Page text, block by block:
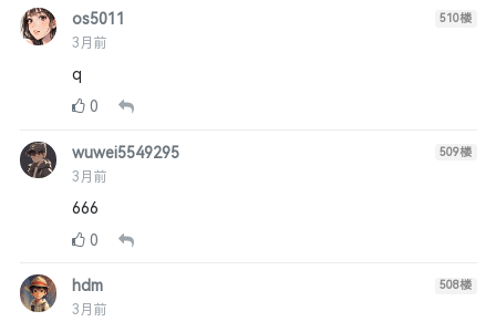
os5011
3月前
510楼
q
0
wuwei5549295
3月前
509楼
666
0
hdm
3月前
508楼